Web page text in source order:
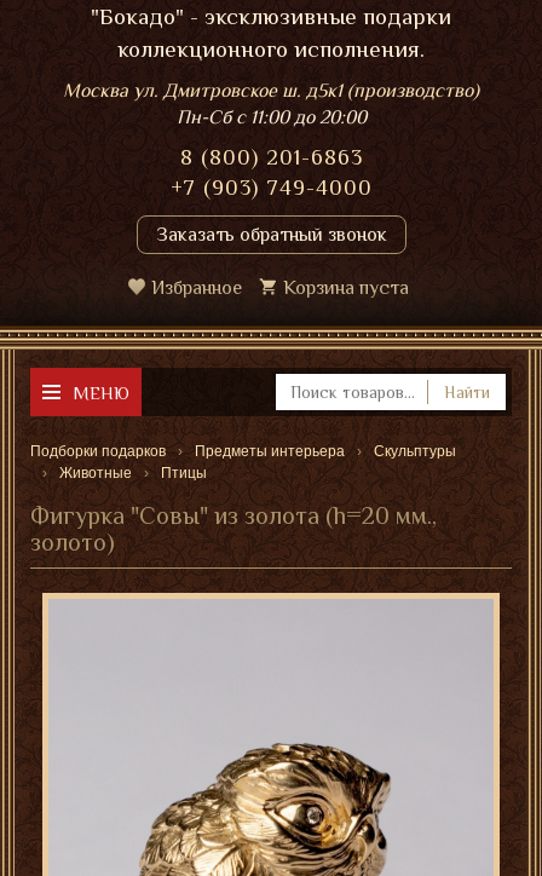
"Бокадо" - эксклюзивные подарки
коллекционного исполнения.
Москва ул. Дмитровское ш. д5к1 (производство)
Пн-Сбс 11:00 до 20:00
8 (800) 201-6863
+7 (903) 749-4000
Заказать обратный звонок
Избранное Корзина пуста
МЕНЮ Найти
Подборки подарков Предметы интерьера
Скульптуры
Животные
Птицы
Фигурка "Совы" из золота (h=20 мм.,
золото)